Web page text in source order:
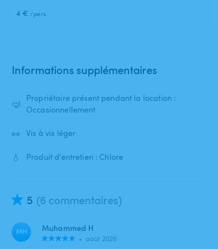
4 € /pers.
Informations supplémentaires
🤿
Propriétaire présent pendant la location :
Occasionnellement
👀 Vis à vis léger
💧 Produit d'entretien : Chlore
5 (6 commentaires)
MH Muhammed H
• août 2026